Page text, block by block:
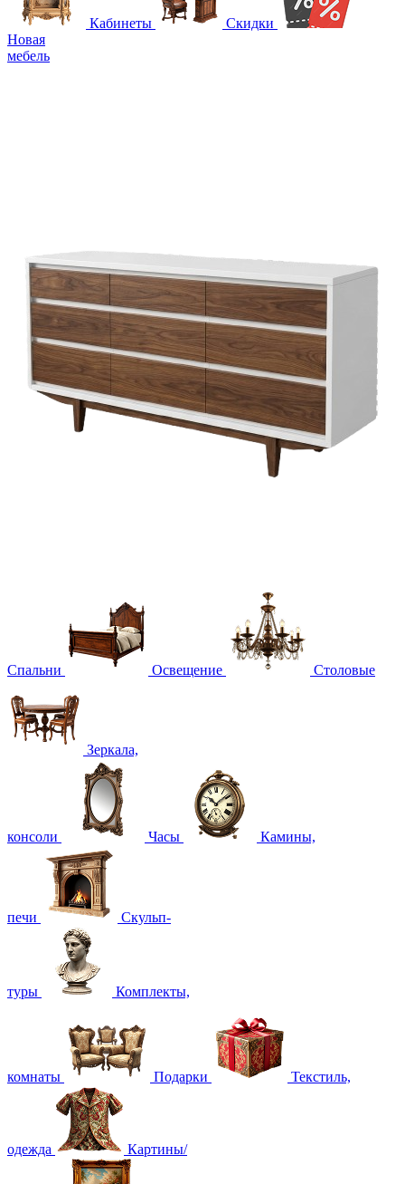
Кабинеты
Скидки
Новая
мебель
Спальни Освещение Столовые
Зеркала,
консоли Часы Камины,
печи Скульп-
туры Комплекты,
комнаты Подарки Текстиль,
одежда Картины/